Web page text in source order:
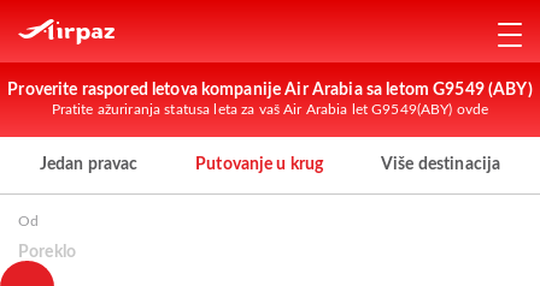
Proverite raspored letova kompanije Air Arabia sa letom G9549 (ABY)
Pratite ažuriranja statusa leta za vaš Air Arabia let G9549(ABY) ovde
Jedan pravac Putovanje u krug Više destinacija
Od
Poreklo